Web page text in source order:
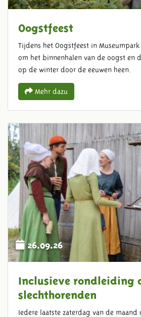
Oogstfeest
Tijdens het Oogstfeest in
om het binnenhalen van de oogst en
op de winter door de eeuwen heen.
Mehr dazu
26.09.26
Inclusieve rondleiding
slechthorenden
Iedere laatste zaterdag van de maand